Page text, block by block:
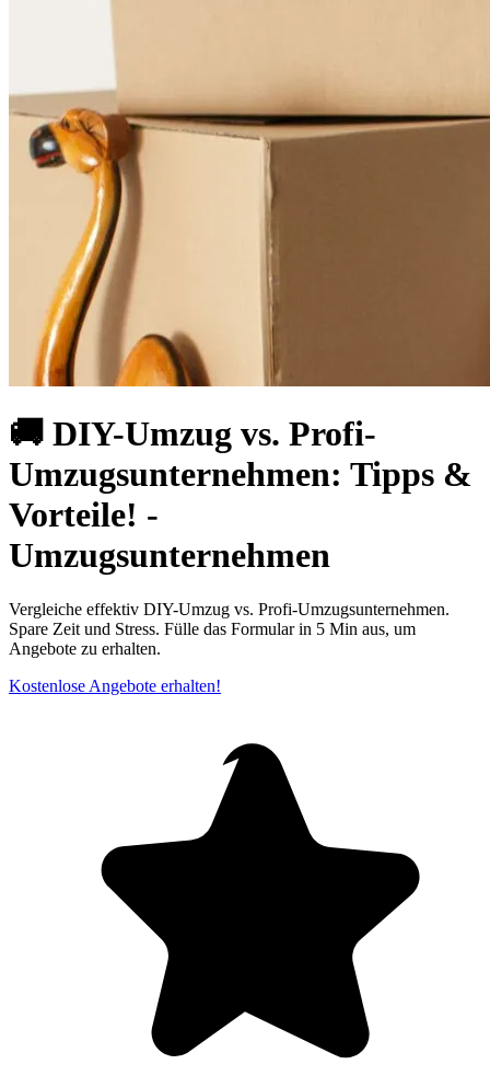
🚚 DIY-Umzug vs. Profi-
Umzugsunternehmen: Tipps &
Vorteile! -
Umzugsunternehmen
Vergleiche effektiv DIY-Umzug vs. Profi-Umzugsunternehmen.
Spare Zeit und Stress. Fülle das Formular in 5 Min aus, um
Angebote zu erhalten.
Kostenlose Angebote erhalten!